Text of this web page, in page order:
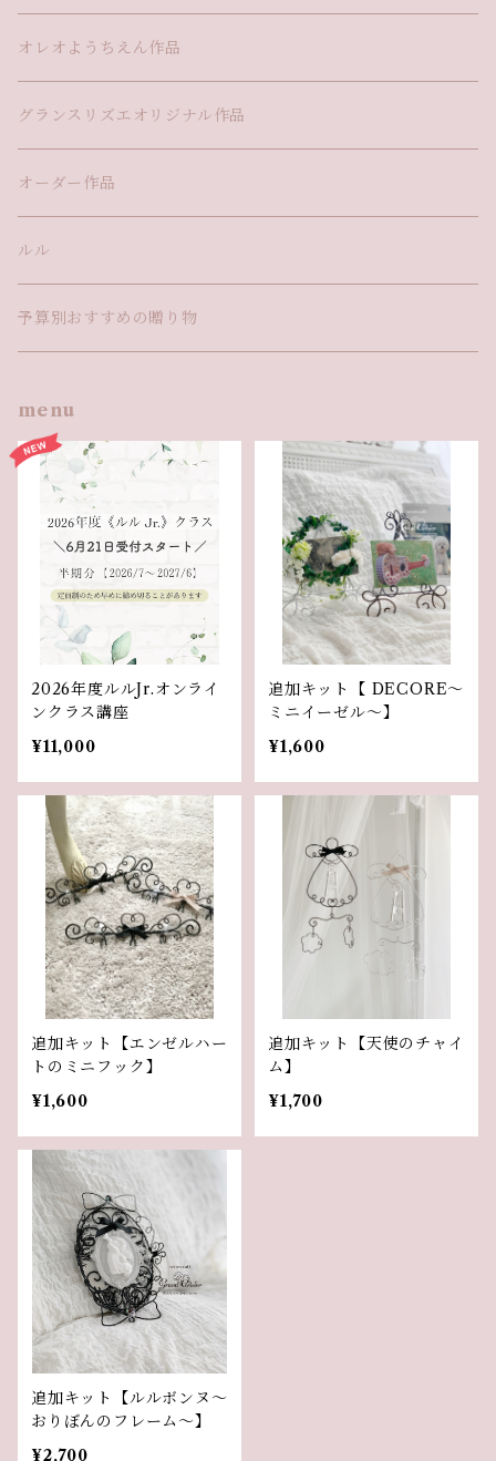
オレオようちえん作品
グランスリズエオリジナル作品
オーダー作品
ルル
予算別おすすめの贈り物
menu
2026年度ルルJr.オンライ
ンクラス講座
¥11,000
追加キット【 DECORE〜
ミニイーゼル〜】
¥1,600
追加キット【エンゼルハー
トのミニフック】
¥1,600
追加キット【天使のチャイ
ム】
¥1,700
追加キット【ルルボンヌ〜
おりぼんのフレーム〜】
¥2,700